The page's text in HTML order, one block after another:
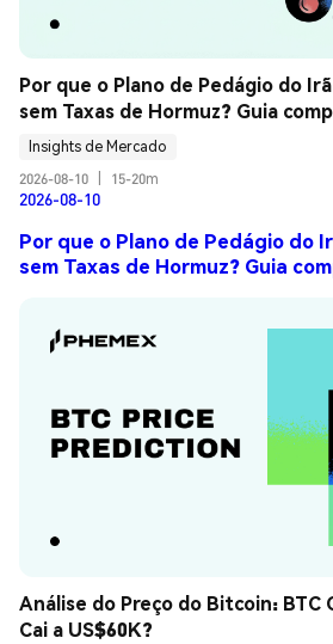
Por que o Plano de Pedágio do
sem Taxas de Hormuz? Guia
Insights de Mercado
2026-08-10
15-20m
2026-08-10
Por que o Plano de Pedágio do
sem Taxas de Hormuz? Guia
Análise do Preço do Bitcoin: BTC
Cai a US$60K?